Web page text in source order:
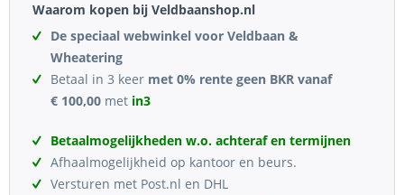
Waarom kopen bij Veldbaanshop.nl
De speciaal webwinkel voor Veldbaan &
Wheatering
Betaal in 3 keer met 0% rente geen BKR vanaf
€ 100,00 met in3
Betaalmogelijkheden w.o. achteraf en termijnen
Afhaalmogelijkheid op kantoor en beurs.
Versturen met Post.nl en DHL